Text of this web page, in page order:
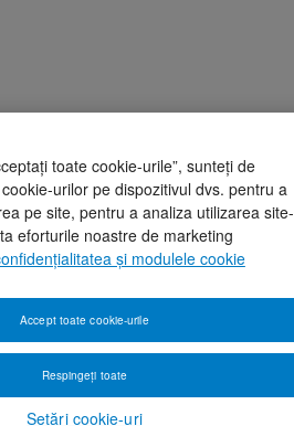
toate cookie-urile”, sunteți de
urilor pe dispozitivul dvs. pentru a
pe site, pentru a analiza utilizarea site-
eforturile noastre de marketing
și modulele cookie
Setări cookie-uri
Respingeți toate
Accept toate cookie-urile